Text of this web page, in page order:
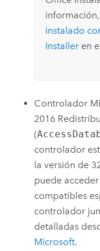
instalado
Installeren
Controlador
2016
(
controlador
la versión de
puede
compatibles
controlador
detalladas
Microsoft.